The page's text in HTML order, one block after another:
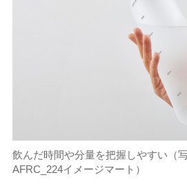
飲んだ時間や分量を把握しやすい（
AFRC_224イメージマート）